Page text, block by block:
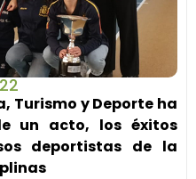
Turismo y Deporte ha
un acto, los éxitos
deportistas de la